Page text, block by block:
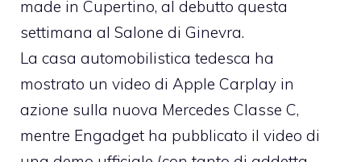
made in Cupertino, al debutto questa
settimana al Salone di Ginevra.
La casa automobilistica tedesca ha
mostrato un video di Apple Carplay in
azione sulla nuova Mercedes Classe C,
mentre Engadget ha pubblicato il video di